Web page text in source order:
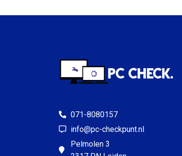
071-8080157
info@pc-checkpunt.nl
Pelmolen 3